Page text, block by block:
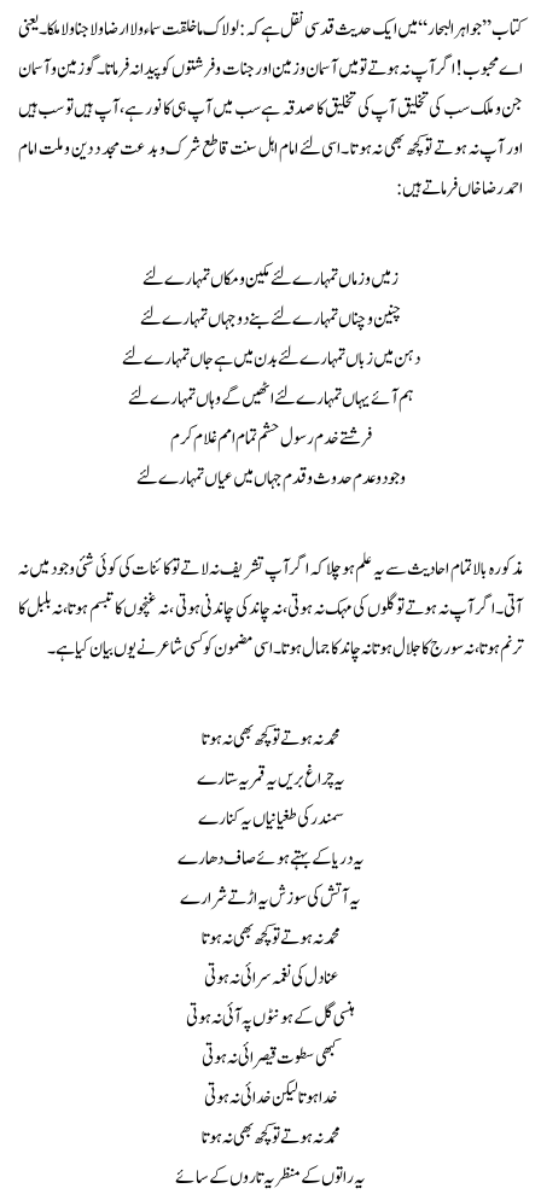
کتاب ’’جواہر البحار ‘‘میں ایک حد یث قد سی نقل ہے کہ :لو لا ک ما خلقت سما ء ولا ارضا ولا جنا ولا ملکا ۔یعنی
اے محبوب ! اگر آپ نہ ہو تے تو میں آسمان و زمین اور جنات و فر شتو ں کو پیدا نہ فر ما تا ۔گو زمین و آسمان
جن و ملک سب کی تخلیق آپ کی تخلیق کا صد قہ ہے سب میں آپ ہی کا نو ر ہے ،آپ ہیں تو سب ہیں
اور آپ نہ ہو تے تو کچھ بھی نہ ہو تا ۔اسی لئے امام اہل سنت قاطع شر ک و بد عت مجد د دین و ملت امام
احمدر ضا خاں فر ما تے ہیں :
زمیں و زماں تمہارے لئے مکین و مکا ں تمہارے لئے
چنین و چنا ں تمہا رے لئے بنے دو جہا ں تمہا رے لئے
دہن میں زباں تمہا رے لئے بدن میں ہے جاں تمہارے لئے
ہم آئے یہاں تمہارے لئے اٹھیں گے وہا ں تمہارے لئے
فرشتے خدم رسول حشم تمام امم غلام کرم
وجو دو عدم حدوث و قدم جہا ں میں عیاں تمہارے لئے
مذکورہ بالا تما م احا دیث سے یہ علم ہو چلا کہ اگر آپ تشر یف نہ لا تے تو کا ئنا ت کی کوئی شئی وجو د میں نہ
آتی ۔اگر آ پ نہ ہو تے تو گلو ں کی مہک نہ ہوتی ، نہ چا ند کی چا ندنی ہوتی ، نہ غنچوں کا تبسم ہوتا ، نہ بلبل کا
ترنم ہو تا ،نہ سور ج کا جلال ہو تا نہ چا ند کا جمال ہوتا ۔اسی مضمون کو کسی شاعر نے یوں بیان کیا ہے ۔
محمد نہ ہو تے تو کچھ بھی نہ ہوتا
یہ چراغ بریں یہ قمر یہ ستارے
سمندر کی طغیانیاں یہ کنارے
یہ دریا کے بہتے ہوئے صاف دھارے
یہ آتش کی سوزش یہ اڑتے شرارے
محمد نہ ہو تے تو کچھ بھی نہ ہوتا
عنادل کی نغمہ سرائی نہ ہوتی
ہنسی گل کے ہو نٹوں پہ آئی نہ ہوتی
کبھی سطوت قیصرائی نہ ہوتی
خدا ہو تا لیکن خدائی نہ ہوتی
محمد نہ ہوتے تو کچھ بھی نہ ہوتا
یہ راتوں کے منظر یہ تاروں کے سائے